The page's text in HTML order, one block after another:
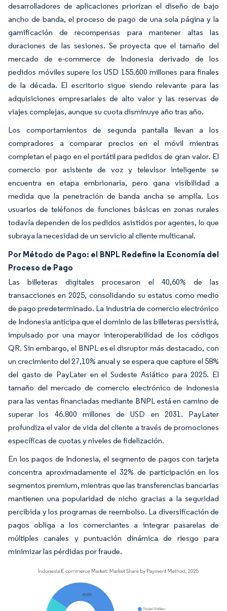
desarrolladores de aplicaciones priorizan el diseño de bajo
ancho de banda, el proceso de pago de una sola página y la
gamificación de recompensas para mantener altas las
duraciones de las sesiones. Se proyecta que el tamaño del
mercado de e-commerce de Indonesia derivado de los
pedidos móviles supere los USD 155.600 millones para finales
de la década. El escritorio sigue siendo relevante para las
adquisiciones empresariales de alto valor y las reservas de
viajes complejas, aunque su cuota disminuye año tras año.
Los comportamientos de segunda pantalla llevan a los
compradores a comparar precios en el móvil mientras
completan el pago en el portátil para pedidos de gran valor. El
comercio por asistente de voz y televisor inteligente se
encuentra en etapa embrionaria, pero gana visibilidad a
medida que la penetración de banda ancha se amplía. Los
usuarios de teléfonos de funciones básicas en zonas rurales
todavía dependen de los pedidos asistidos por agentes, lo que
subraya la necesidad de un servicio al cliente multicanal.
Por Método de Pago: el BNPL Redefine la Economía del
Proceso de Pago
Las billeteras digitales procesaron el 40,60% de las
transacciones en 2025, consolidando su estatus como medio
de pago predeterminado. La industria de comercio electrónico
de Indonesia anticipa que el dominio de las billeteras persistirá,
impulsado por una mayor interoperabilidad de los códigos
QR. Sin embargo, el BNPL es el disruptor más destacado, con
un crecimiento del 27,10% anual y se espera que capture el 58%
del gasto de PayLater en el Sudeste Asiático para 2025. El
tamaño del mercado de comercio electrónico de Indonesia
para las ventas financiadas mediante BNPL está en camino de
superar los 46.800 millones de USD en 2031. PayLater
profundiza el valor de vida del cliente a través de promociones
específicas de cuotas y niveles de fidelización.
En los pagos de Indonesia, el segmento de pagos con tarjeta
concentra aproximadamente el 32% de participación en los
segmentos premium, mientras que las transferencias bancarias
mantienen una popularidad de nicho gracias a la seguridad
percibida y los programas de reembolso. La diversificación de
pagos obliga a los comerciantes a integrar pasarelas de
múltiples canales y puntuación dinámica de riesgo para
minimizar las pérdidas por fraude.